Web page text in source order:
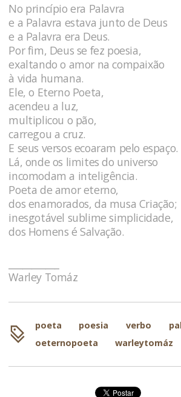
No princípio era Palavra
e a Palavra estava junto de Deus
e a Palavra era Deus.
Por fim, Deus se fez poesia,
exaltando o amor na compaixão
à vida humana.
Ele, o Eterno Poeta,
acendeu a luz,
multiplicou o pão,
carregou a cruz.
E seus versos ecoaram pelo espaço.
Lá, onde os limites do universo
incomodam a inteligência.
Poeta de amor eterno,
dos enamorados, da musa Criação;
inesgotável sublime simplicidade,
dos Homens é Salvação.
Warley Tomáz
poeta poesia verbo
oeternopoeta
warleytomáz